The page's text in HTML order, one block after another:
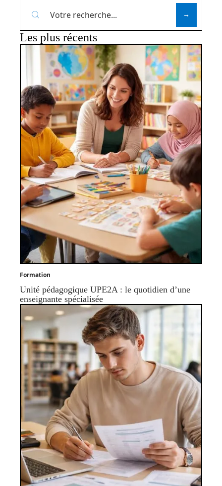
Les plus récents
Formation
Unité pédagogique UPE2A : le quotidien d’une
enseignante spécialisée